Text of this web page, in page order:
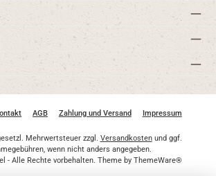
AGB Zahlung und Versand Impressum
Mehrwertsteuer zzgl. Versandkostenund ggf.
wenn nicht anders angegeben.
- Alle Rechte vorbehalten. Theme by ThemeWare®